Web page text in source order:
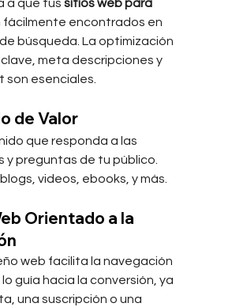
a que tus sitios web para
encontrados en
búsqueda. La optimización
meta descripciones y
son esenciales.
de Valor
que responda a las
y preguntas de tu público.
videos, ebooks, y más.
Orientado a la
web facilita la navegación
guía hacia la conversión, ya
una suscripción o una